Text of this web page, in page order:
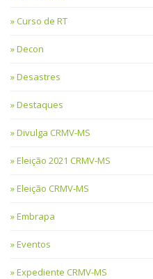
Curso de RT
Decon
Desastres
Destaques
Divulga CRMV-MS
Eleição 2021 CRMV-MS
Eleição CRMV-MS
Embrapa
Eventos
Expediente CRMV-MS